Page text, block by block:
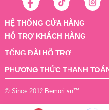
HỆ THỐNG CỬA HÀNG
HỖ TRỢ KHÁCH HÀNG
TỔNG ĐÀI HỖ TRỢ
PHƯƠNG THỨC THANH
© Since 2012 Bemori.vn™